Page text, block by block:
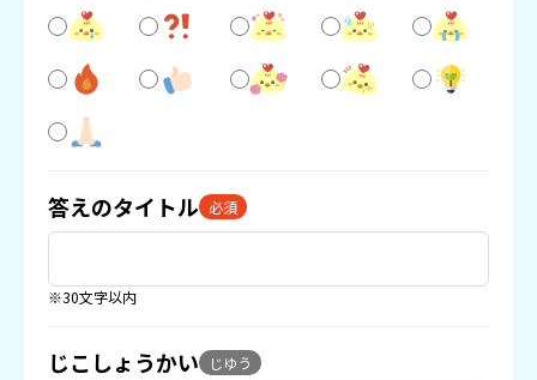
答えのタイトル 必須
※30文字以内
じこしょうかい じゆう